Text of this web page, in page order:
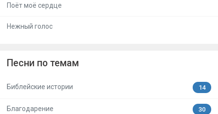
Поёт моё сердце
Нежный голос
Песни по темам
Библейские истории 14
Благодарение 30